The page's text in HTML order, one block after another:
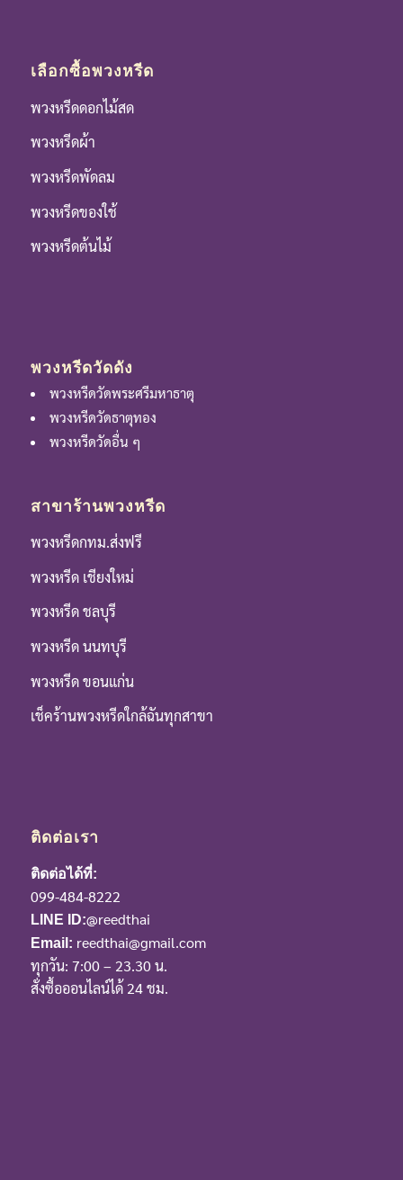
เลือกซื้อพวงหรีด
พวงหรีดดอกไม้สด
พวงหรีดผ้า
พวงหรีดพัดลม
พวงหรีดของใช้
พวงหรีดต้นไม้
พวงหรีดวัดดัง
พวงหรีดวัดพระศรีมหาธาตุ
พวงหรีดวัดธาตุทอง
พวงหรีดวัดอื่น ๆ
สาขาร้านพวงหรีด
พวงหรีดกทม.ส่งฟรี
พวงหรีด เชียงใหม่
พวงหรีด ชลบุรี
พวงหรีด นนทบุรี
พวงหรีด ขอนแก่น
เช็คร้านพวงหรีดใกล้ฉันทุกสาขา
ติดต่อเรา
ติดต่อได้ที่:
099-484-8222
LINE ID:@reedthai
Email: reedthai@gmail.com
ทุกวัน: 7:00 – 23.30 น.
สั่งซื้อออนไลน์ได้ 24 ชม.